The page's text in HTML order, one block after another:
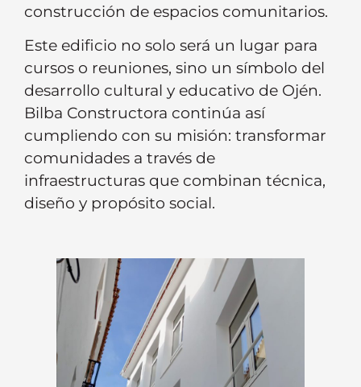
construcción de espacios comunitarios.
Este edificio no solo será un lugar para
cursos o reuniones, sino un símbolo del
desarrollo cultural y educativo de Ojén.
Bilba Constructora continúa así
cumpliendo con su misión: transformar
comunidades a través de
infraestructuras que combinan técnica,
diseño y propósito social.